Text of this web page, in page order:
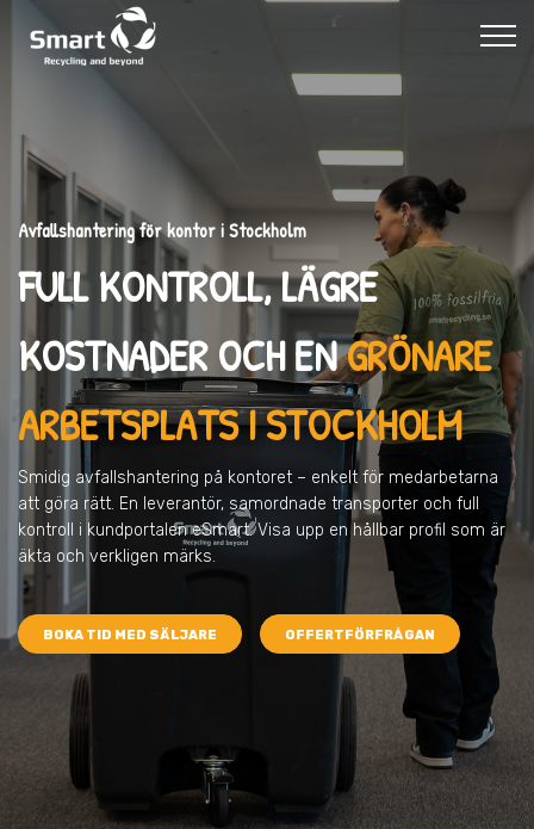
Avfallshantering för kontor i Stockholm
FULL KONTROLL, LÄGRE
KOSTNADER OCH ENGRÖNARE
ARBETSPLATS I STOCKHOLM
Smidig avfallshantering på kontoret – enkelt för medarbetarna
att göra rätt. En leverantör, samordnade transporter och full
kontroll i kundportalen eSmart. Visa upp en hållbar profil som är
äkta och verkligen märks.
BOKA TID MED SÄLJARE OFFERTFÖRFRÅGAN